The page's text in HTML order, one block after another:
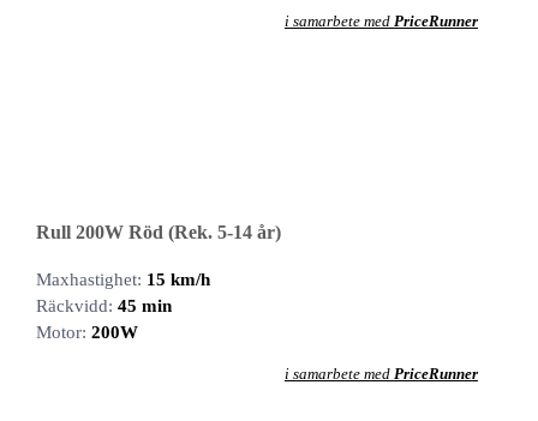
i samarbete med PriceRunner
Rull 200W Röd (Rek. 5-14 år)
Maxhastighet: 15 km/h
Räckvidd: 45 min
Motor: 200W
i samarbete med PriceRunner